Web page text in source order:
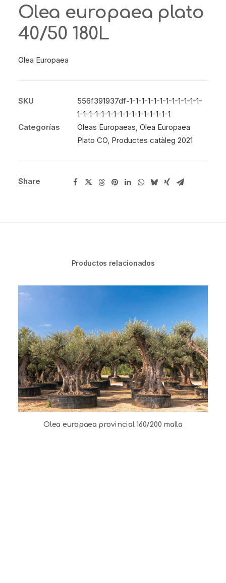
Olea europaea plato
40/50 180L
Olea Europaea
SKU
556f391937df-1-1-1-1-1-1-1-1-1-1-1-1-
1-1-1-1-1-1-1-1-1-1-1-1-1-1-1-1
Categorías
Oleas Europaeas, Olea Europaea
Plato CO, Productes catàleg 2021
Share
Productos relacionados
Olea europaea provincial 160/200 malla